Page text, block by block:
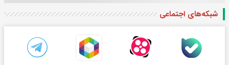
شبکه‌های اجتماعی